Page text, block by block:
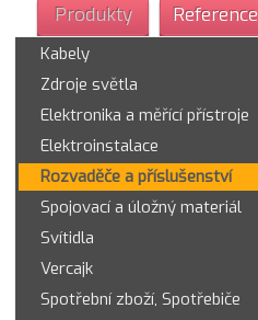
Produkty
Reference
Kabely
Zdroje světla
Elektronika a měřící přístroje
Elektroinstalace
Rozvaděče a příslušenství
Spojovací a úložný materiál
Svítidla
Vercajk
Spotřební zboží, Spotřebiče